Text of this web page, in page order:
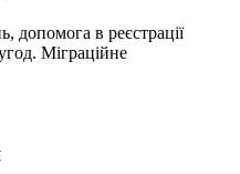
допомога в реєстрації
Міграційне